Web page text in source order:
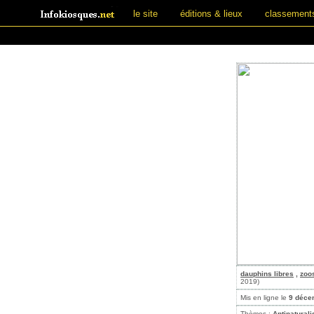
le site éditions & lieux
dauphins libres
2019)
Mis en ligne le 9